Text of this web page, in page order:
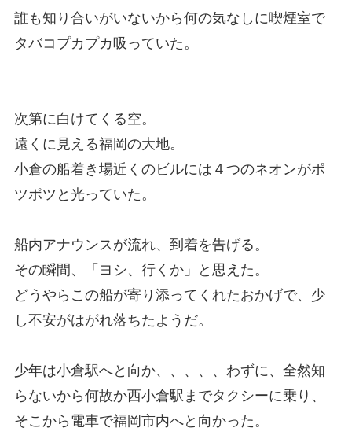
誰も知り合いがいないから何の気なしに喫煙室で
タバコプカプカ吸っていた。
次第に白けてくる空。
遠くに見える福岡の大地。
小倉の船着き場近くのビルには４つのネオンがポ
ツポツと光っていた。
船内アナウンスが流れ、到着を告げる。
その瞬間、「ヨシ、行くか」と思えた。
どうやらこの船が寄り添ってくれたおかげで、少
し不安がはがれ落ちたようだ。
少年は小倉駅へと向か、、、、、わずに、全然知
らないから何故か西小倉駅までタクシーに乗り、
そこから電車で福岡市内へと向かった。